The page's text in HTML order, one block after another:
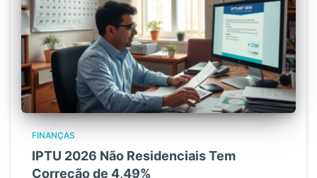
FINANÇAS
IPTU 2026 Não Residenciais Tem
Correção de 4,49%